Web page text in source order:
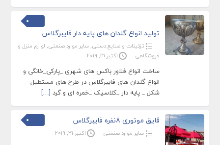
تولید انواع گلدان های پایه دار فایبرگلاس
تزئینات و صنایع دستی, سایر موارد صنعتی, لوازم منزل و
فروشگاهی
اکتبر 31, 2019
ساخت انواع فلاور باکس های شهری _پارکی_خانگی و
انواع گلدان های فایبرگلاس در طرح های مستطیل
شکل _ پایه دار _کلاسیک _خمره ای و گرد […]
قایق موتوری 8نفره فایبرگلاس
سایر موارد صنعتی اکتبر 31, 2019